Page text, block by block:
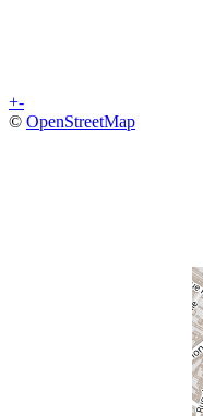
+-
© OpenStreetMap